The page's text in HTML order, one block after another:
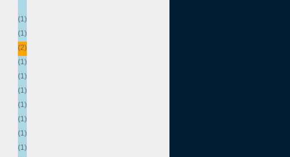
(1)
(1)
(2)
(1)
(1)
(1)
(1)
(1)
(1)
(1)